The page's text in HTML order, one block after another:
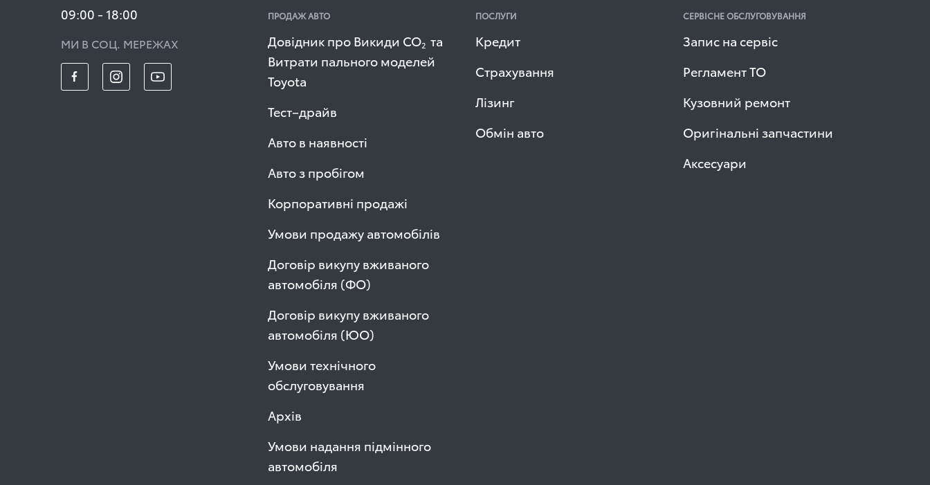
09:00 - 18:00
МИ В СОЦ. МЕРЕЖАХ
ПРОДАЖ АВТО
Довідник про Викиди СО2 та
Витрати пального моделей
Toyota
Тест–драйв
Авто в наявності
Авто з пробігом
Корпоративні продажі
Умови продажу автомобілів
Договір викупу вживаного
автомобіля (ФО)
Договір викупу вживаного
автомобіля (ЮО)
Умови технічного
обслуговування
Архів
Умови надання підмінного
автомобіля
ПОСЛУГИ
Кредит
Страхування
Лізинг
Обмін авто
СЕРВІСНЕ ОБСЛУГОВУВАННЯ
Запис на сервіс
Регламент ТО
Кузовний ремонт
Оригінальні запчастини
Аксесуари